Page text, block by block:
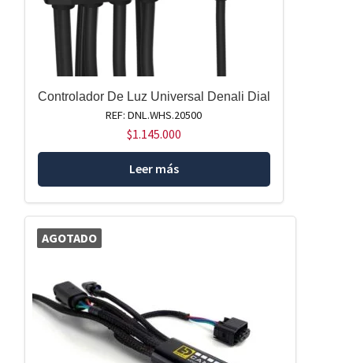
Controlador De Luz Universal Denali Dial
REF: DNL.WHS.20500
$1.145.000
Leer más
AGOTADO